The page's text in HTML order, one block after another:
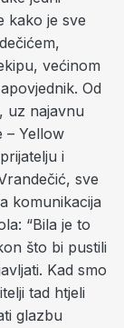
kako je sve
većinom
Od
uz najavnu
– Yellow
i
sve
komunikacija
“Bila je to
što bi pustili
Kad smo
tad htjeli
glazbu